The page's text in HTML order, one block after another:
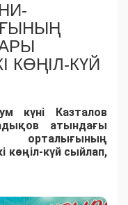
КӨҢІЛ-КҮЙ
күні Казталов
атындағы
көңіл-күй сыйлап,